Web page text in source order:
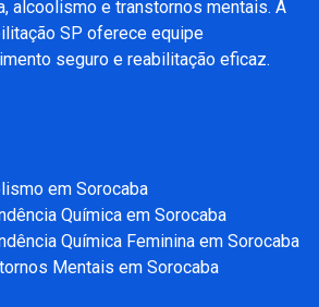
alcoolismo e transtornos mentais. A
SP oferece equipe
seguro e reabilitação eficaz.
em Sorocaba
Química em Sorocaba
Química Feminina em Sorocaba
Mentais em Sorocaba